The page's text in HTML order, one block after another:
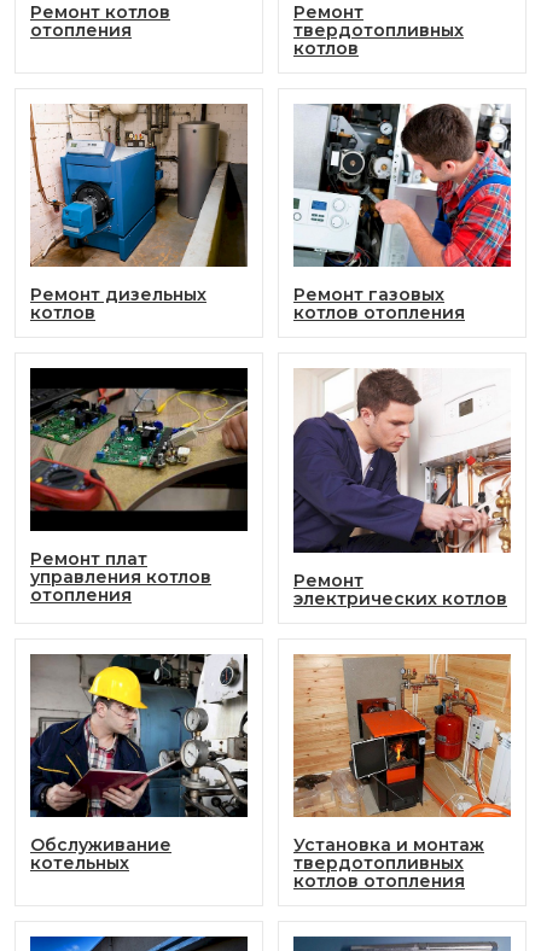
Ремонт котлов
отопления
Ремонт
твердотопливных
котлов
Ремонт дизельных
котлов
Ремонт газовых
котлов отопления
Ремонт плат
управления котлов
отопления
Ремонт
электрических котлов
Обслуживание
котельных
Установка и монтаж
твердотопливных
котлов отопления